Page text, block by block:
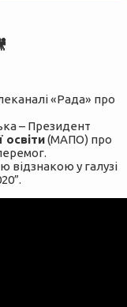
«Рада» про
– Президент
освіти(МАПО) про
відзнакою у галузі